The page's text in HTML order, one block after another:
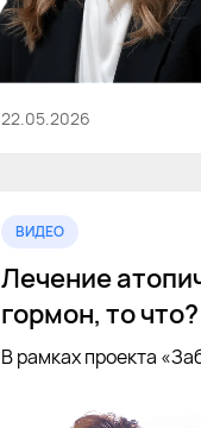
22.05.2026
ВИДЕО
Лечение
гормон, то что?
В рамках проекта